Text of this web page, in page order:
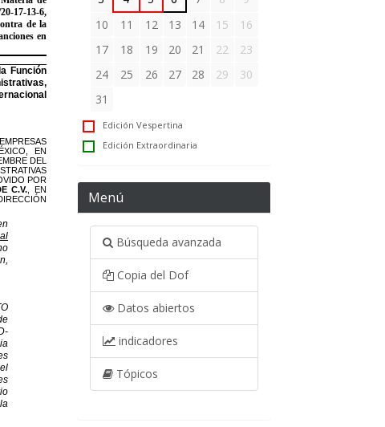
10
11 12 13 14 15
16
17
18 19 20 21 22
23
24
25 26 27 28 29
30
31
Edición Vespertina
Edición Extraordinaria
Menú
Búsqueda avanzada
Copia del Dof
Datos abiertos
indicadores
Tópicos